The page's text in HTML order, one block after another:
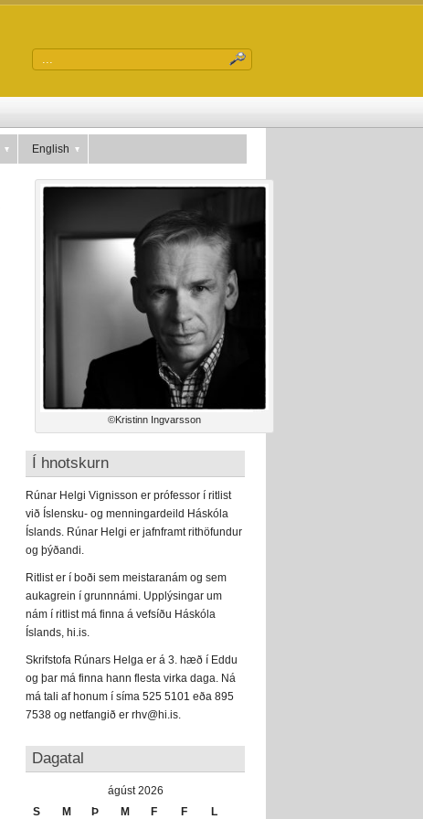
English
©Kristinn Ingvarsson
Í hnotskurn
Rúnar Helgi Vignisson er prófessor í ritlist
við Íslensku- og menningardeild Háskóla
Íslands. Rúnar Helgi er jafnframt rithöfundur
og þýðandi.
Ritlist er í boði sem meistaranám og sem
aukagrein í grunnnámi. Upplýsingar um
nám í ritlist má finna á vefsíðu Háskóla
Íslands, hi.is.
Skrifstofa Rúnars Helga er á 3. hæð í Eddu
og þar má finna hann flesta virka daga. Ná
má tali af honum í síma 525 5101 eða 895
7538 og netfangið er rhv@hi.is.
Dagatal
ágúst 2026
S
M Þ M F F L